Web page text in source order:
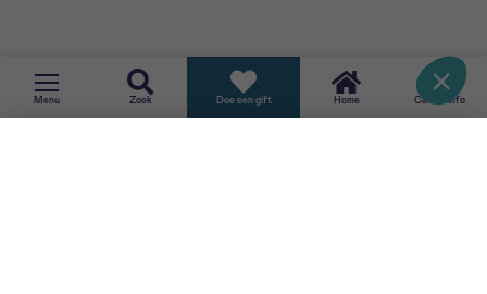
Menu Zoek Doe een gift Home CancerInfo
TERUG